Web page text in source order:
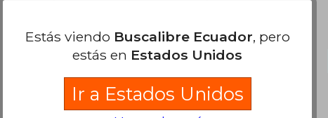
Dura, Nuevo
2015, 1 Edición, Tapa Dura,
Estás viendo Buscalibre Ecuador, pero
estás en Estados Unidos
Ir a Estados Unidos